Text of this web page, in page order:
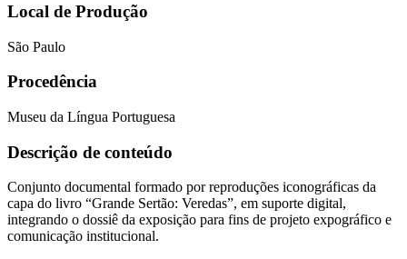
Local de Produção
São Paulo
Procedência
Museu da Língua Portuguesa
Descrição de conteúdo
Conjunto documental formado por reproduções iconográficas da
capa do livro “Grande Sertão: Veredas”, em suporte digital,
integrando o dossiê da exposição para fins de projeto expográfico e
comunicação institucional.